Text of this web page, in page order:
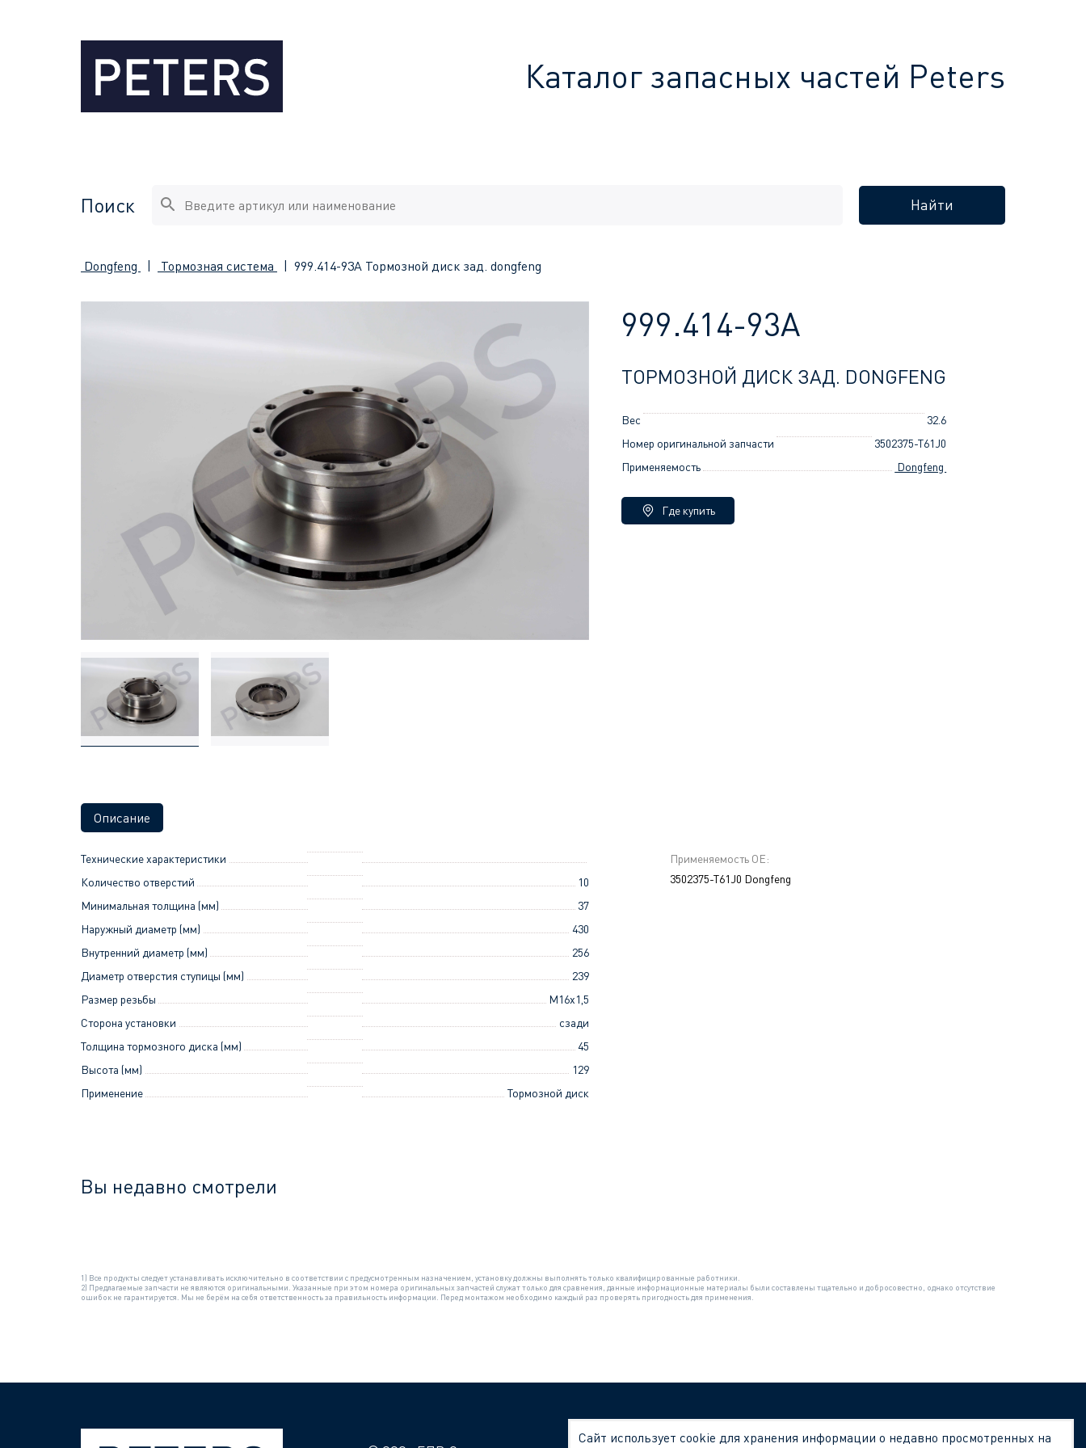
Каталог запасных частей Peters
Сайт использует cookie для хранения информации о недавно просмотренных на
Поиск Найти
Dongfeng | Тормозная система | 999.414-93A Тормозной диск зад. dongfeng
999.414-93A
ТОРМОЗНОЙ ДИСК ЗАД. DONGFENG
Вес
32.6
Номер оригинальной запчасти
3502375-T61J0
Применяемость
Dongfeng
Где купить
Описание
Технические характеристики
Количество отверстий
10
Минимальная толщина (мм)
37
Наружный диаметр (мм)
430
Внутренний диаметр (мм)
256
Диаметр отверстия ступицы (мм)
239
Размер резьбы
M16x1,5
Сторона установки
сзади
Толщина тормозного диска (мм)
45
Высота (мм)
129
Применение
Тормозной диск
Применяемость ОЕ:
3502375-T61J0 Dongfeng
Вы недавно смотрели
1) Все продукты следует устанавливать исключительно в соответствии с предусмотренным назначением, установку должны выполнять только квалифицированные работники.
2) Предлагаемые запчасти не являются оригинальными. Указанные при этом номера оригинальных запчастей служат только для сравнения, данные информационные материалы были составлены тщательно и добросовестно, однако отсутствие
ошибок не гарантируется. Мы не берём на себя ответственность за правильность информации. Перед монтажом необходимо каждый раз проверять пригодность для применения.